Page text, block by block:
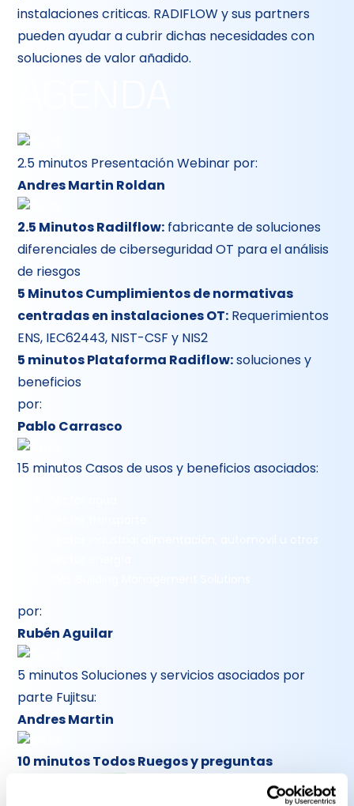
instalaciones criticas. RADIFLOW y sus partners
pueden ayudar a cubrir dichas necesidades con
soluciones de valor añadido.
2.5 minutos Presentación Webinar por:
Andres Martin Roldan
2.5 Minutos Radilflow: fabricante de soluciones
diferenciales de ciberseguridad OT para el análisis
de riesgos
5 Minutos Cumplimientos de normativas
centradas en instalaciones OT: Requerimientos
ENS, IEC62443, NIST-CSF y NIS2
5 minutos Plataforma Radiflow:soluciones y
beneficios
por:
Pablo Carrasco
15 minutos Casos de usos y beneficios asociados:
Sector industria: alimentación, automovil u otros
por:
Rubén Aguilar
5 minutos Soluciones y servicios asociados por
parte Fujitsu:
Andres Martin
10 minutos Todos Ruegos y preguntas